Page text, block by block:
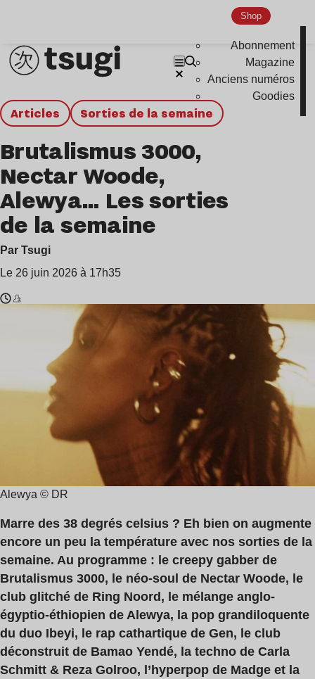
Shop
Abonnement
Magazine
Anciens numéros
Goodies
Articles Sorties de la semaine
Brutalismus 3000,
Nectar Woode,
Alewya… Les sorties
de la semaine
Par Tsugi
Le 26 juin 2026 à 17h35
Alewya
Brutalismus
Alewya © DR
Marre des 38 degrés celsius ? Eh bien on augmente
encore un peu la température avec nos sorties de la
semaine. Au programme : le creepy gabber de
Brutalismus 3000, le néo-soul de Nectar Woode, le
club glitché de Ring Noord, le mélange anglo-
égyptio-éthiopien de Alewya, la pop grandiloquente
du duo Ibeyi, le rap cathartique de Gen, le club
déconstruit de Bamao Yendé, la techno de Carla
Schmitt & Reza Golroo, l’hyperpop de Madge et la